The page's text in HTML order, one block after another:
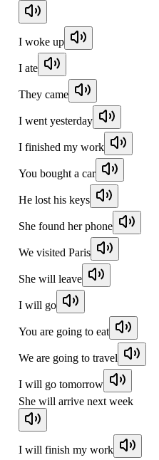
I woke up
I ate
They came
I went yesterday
I finished my work
You bought a car
He lost his keys
She found her phone
We visited Paris
She will leave
I will go
You are going to eat
We are going to travel
I will go tomorrow
She will arrive next week
I will finish my work